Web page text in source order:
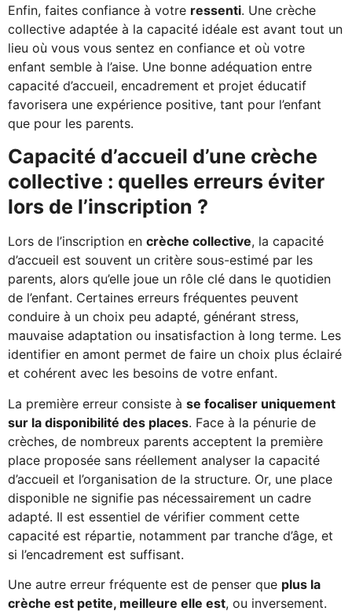
Enfin, faites confiance à votre ressenti. Une crèche
collective adaptée à la capacité idéale est avant tout un
lieu où vous vous sentez en confiance et où votre
enfant semble à l’aise. Une bonne adéquation entre
capacité d’accueil, encadrement et projet éducatif
favorisera une expérience positive, tant pour l’enfant
que pour les parents.
Capacité d’accueil d’une crèche
collective : quelles erreurs éviter
lors de l’inscription ?
Lors de l’inscription en crèche collective, la capacité
d’accueil est souvent un critère sous-estimé par les
parents, alors qu’elle joue un rôle clé dans le quotidien
de l’enfant. Certaines erreurs fréquentes peuvent
conduire à un choix peu adapté, générant stress,
mauvaise adaptation ou insatisfaction à long terme. Les
identifier en amont permet de faire un choix plus éclairé
et cohérent avec les besoins de votre enfant.
La première erreur consiste à se focaliser uniquement
sur la disponibilité des places. Face à la pénurie de
crèches, de nombreux parents acceptent la première
place proposée sans réellement analyser la capacité
d’accueil et l’organisation de la structure. Or, une place
disponible ne signifie pas nécessairement un cadre
adapté. Il est essentiel de vérifier comment cette
capacité est répartie, notamment par tranche d’âge, et
si l’encadrement est suffisant.
Une autre erreur fréquente est de penser que plus la
crèche est petite, meilleure elle est, ou inversement.